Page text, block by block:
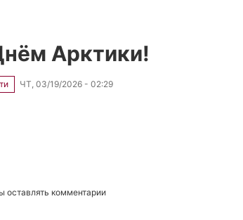
Арктики!
ЧТ, 03/19/2026 - 02:29
оставлять комментарии